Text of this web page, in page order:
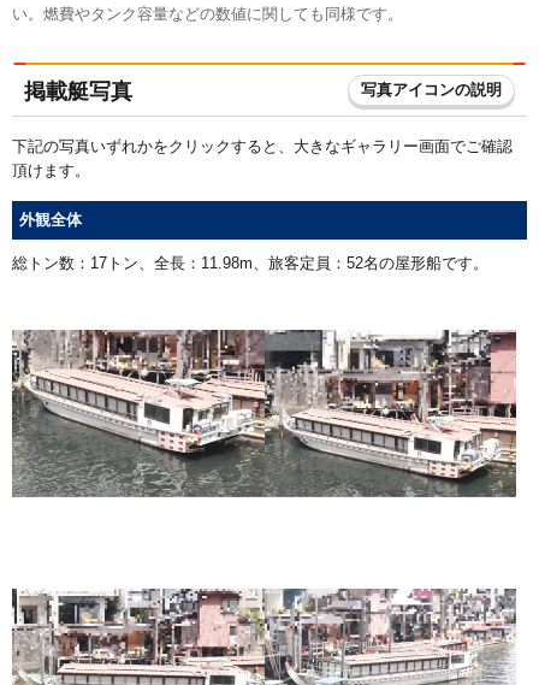
い。燃費やタンク容量などの数値に関しても同様です。
掲載艇写真 写真アイコンの説明
下記の写真いずれかをクリックすると、大きなギャラリー画面でご確認
頂けます。
外観全体
総トン数：17トン、全長：11.98m、旅客定員：52名の屋形船です。